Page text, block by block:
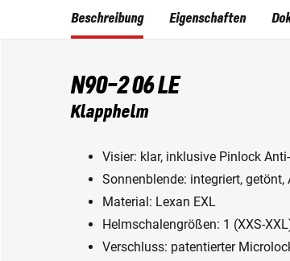
Beschreibung
N90-2 06 LE
Klapphelm
Visier: klar, inklusive Pinlock
Sonnenblende: integriert,
Material: Lexan EXL
Helmschalengrößen: 1 (XXS-
Verschluss: patentierter
Eigenschaften